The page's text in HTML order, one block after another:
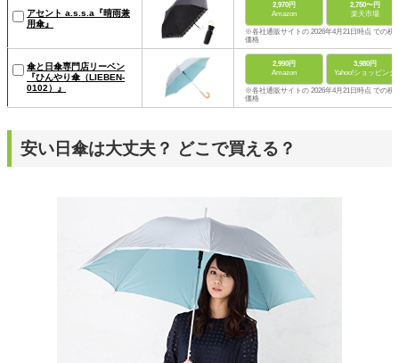
アセント a.s.s.a『晴雨兼
用傘』
2,970円
Amazon
2,750〜円
楽天市場
※各社通販サイトの 2026年4月21日時点 での税
価格
傘と日傘専門店リーベン
『ひんやり傘（LIEBEN-
0102）』
2,990円
Amazon
3,980円
Yahoo!ショッピング
※各社通販サイトの 2026年4月21日時点 での税
価格
安い日傘は大丈夫？ どこで買える？